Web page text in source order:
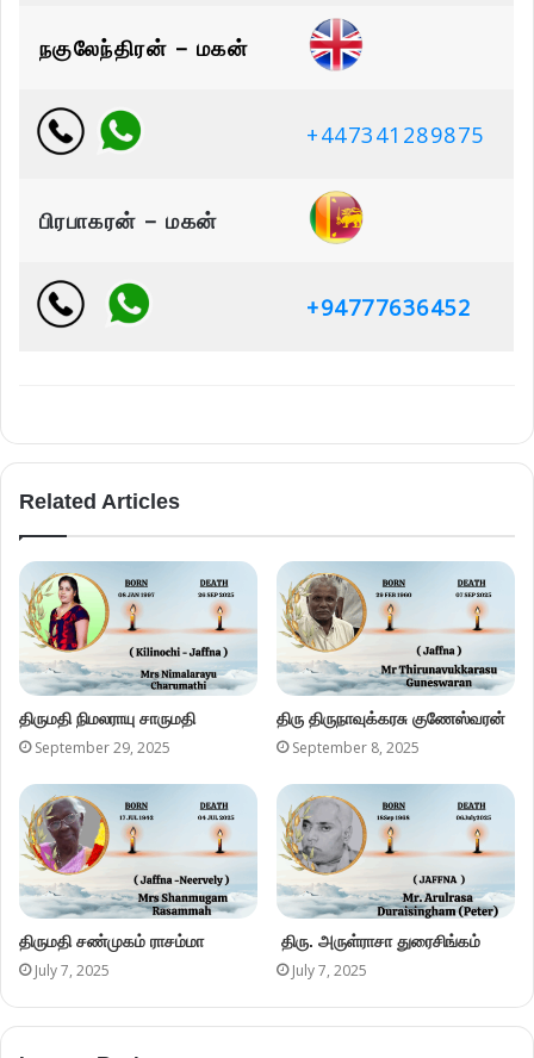
நகுலேந்திரன் – மகன்
+447341289875
பிரபாகரன் – மகன்
+94777636452
Related Articles
திருமதி நிமலராயு சாருமதி
September 29, 2025
திரு திருநாவுக்கரசு குணேஸ்வரன்
September 8, 2025
திருமதி சண்முகம் ராசம்மா
July 7, 2025
திரு. அருள்ராசா துரைசிங்கம்
July 7, 2025